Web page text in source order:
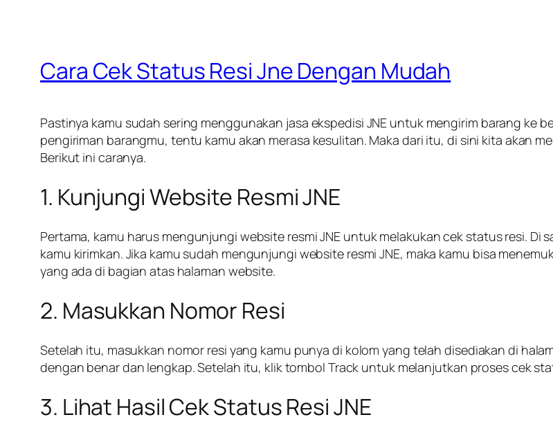
Cara Cek Status Resi Jne Dengan Mudah
Pastinya kamu sudah sering menggunakan jasa ekspedisi JNE untuk mengirim barang ke
pengiriman barangmu, tentu kamu akan merasa kesulitan. Maka dari itu, di sini kita akan
Berikut ini caranya.
1. Kunjungi Website Resmi JNE
Pertama, kamu harus mengunjungi website resmi JNE untuk melakukan cek status resi.
kamu kirimkan. Jika kamu sudah mengunjungi website resmi JNE, maka kamu bisa
yang ada di bagian atas halaman website.
2. Masukkan Nomor Resi
Setelah itu, masukkan nomor resi yang kamu punya di kolom yang telah disediakan di
dengan benar dan lengkap. Setelah itu, klik tombol Track untuk melanjutkan proses cek
3. Lihat Hasil Cek Status Resi JNE